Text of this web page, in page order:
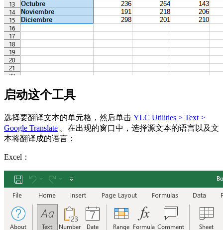
启动这个工具
选择要翻译文本的单元格，然后单击 YLC Utilities > Text >
Google Translate 。在出现的窗口中，选择源文本的语言以及文
本将翻译成的语言：
Excel：